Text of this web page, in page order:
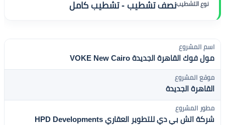
نوع التشطيبنصف تشطيب - تشطيب كامل
اسم المشروع
مول فوك القاهرة الجديدة VOKE New Cairo
موقع المشروع
القاهرة الجديدة
مطور المشروع
شركة اتش بي دي للتطوير العقاري HPD Developments